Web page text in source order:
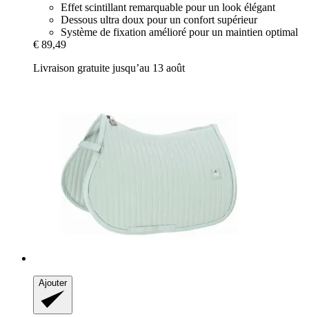
Effet scintillant remarquable pour un look élégant
Dessous ultra doux pour un confort supérieur
Système de fixation amélioré pour un maintien optimal
€ 89,49
Livraison gratuite jusqu’au 13 août
Ajouter